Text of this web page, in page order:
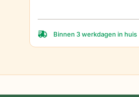
Binnen 3 werkdagen in huis